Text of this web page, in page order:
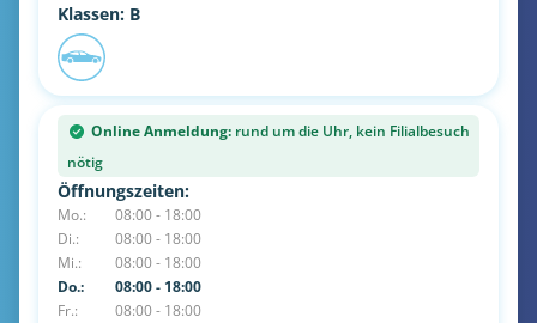
Klassen: B
Online Anmeldung: rund um die Uhr, kein Filialbesuch
nötig
Öffnungszeiten:
Mo.:
08:00 - 18:00
Di.:
08:00 - 18:00
Mi.:
08:00 - 18:00
Do.:
08:00 - 18:00
Fr.:
08:00 - 18:00